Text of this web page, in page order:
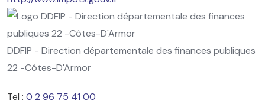
DDFIP - Direction départementale des finances publiques
22 -Côtes-D'Armor
Tel : 0 2 96 75 41 00